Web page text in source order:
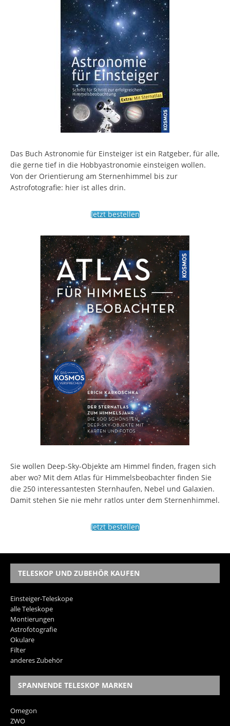
Das Buch Astronomie für Einsteiger ist ein Ratgeber, für alle,
die gerne tief in die Hobbyastronomie einsteigen wollen.
Von der Orientierung am Sternenhimmel bis zur
Astrofotografie: hier ist alles drin.
Jetzt bestellen
Sie wollen Deep-Sky-Objekte am Himmel finden, fragen sich
aber wo? Mit dem Atlas für Himmelsbeobachter finden Sie
die 250 interessantesten Sternhaufen, Nebel und Galaxien.
Damit stehen Sie nie mehr ratlos unter dem Sternenhimmel.
Jetzt bestellen
TELESKOP UND ZUBEHÖR KAUFEN
Einsteiger-Teleskope
alle Teleskope
Montierungen
Astrofotografie
Okulare
Filter
anderes Zubehör
SPANNENDE TELESKOP MARKEN
Omegon
ZWO